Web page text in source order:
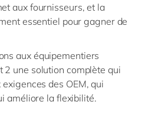
aux fournisseurs, et la
essentiel pour gagner de
aux équipementiers
2 une solution complète qui
des OEM, qui
améliore la flexibilité.